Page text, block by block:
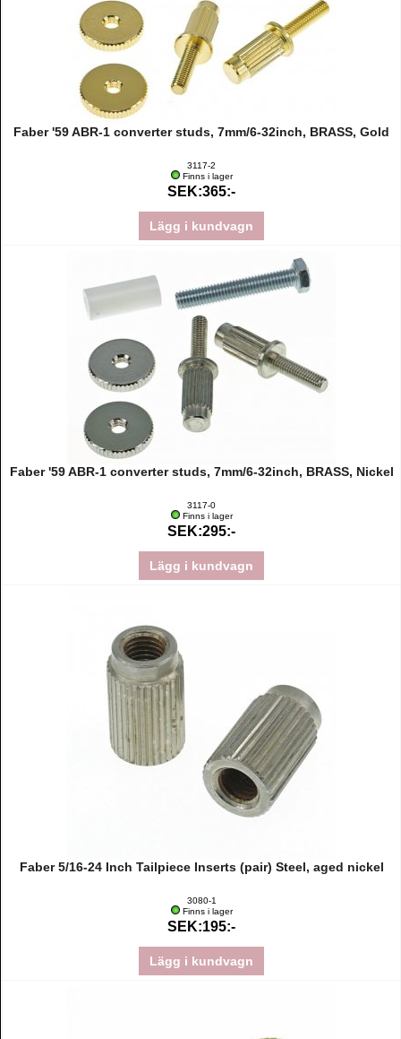
Faber '59 ABR-1 converter studs, 7mm/6-32inch, BRASS, Gold
3117-2
Finns i lager
SEK:365:-
Lägg i kundvagn
Faber '59 ABR-1 converter studs, 7mm/6-32inch, BRASS, Nickel
3117-0
Finns i lager
SEK:295:-
Lägg i kundvagn
Faber 5/16-24 Inch Tailpiece Inserts (pair) Steel, aged nickel
3080-1
Finns i lager
SEK:195:-
Lägg i kundvagn